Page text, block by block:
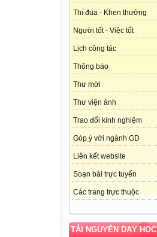
Thi đua - Khen thưởng
Người tốt - Việc tốt
Lịch công tác
Thông báo
Thư mời
Thư viện ảnh
Trao đổi kinh nghiệm
Góp ý với ngành GD
Liên kết website
Soạn bài trực tuyến
Các trang trực thuộc
TÀI NGUYÊN DẠY HỌC